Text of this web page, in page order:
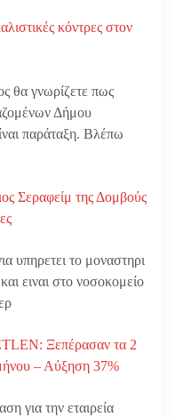
κόντρες στον
θα γνωρίζετε πως
Δήμου
παράταξη. Βλέπω
Σεραφείμ της Δομβούς
υπηρετει το μοναστηρι
ειναι στο νοσοκομείο
Ξεπέρασαν τα 2
– Αύξηση 37%
για την εταιρεία